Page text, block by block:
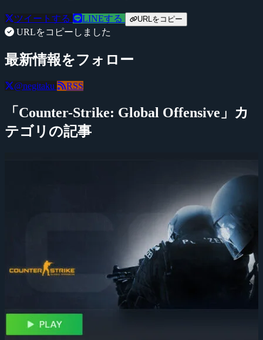
ツイートする LINEする URLをコピー
URLをコピーしました
最新情報をフォロー
@negitaku RSS
「Counter-Strike: Global Offensive」カ
テゴリの記事